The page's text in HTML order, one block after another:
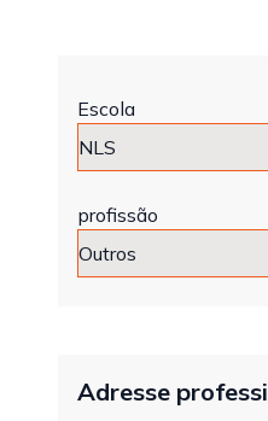
Escola
profissão
Adresse